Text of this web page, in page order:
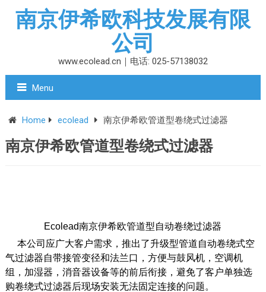
南京伊希欧科技发展有限
公司
www.ecolead.cn｜电话: 025-57138032
Menu
Home ecolead 南京伊希欧管道型卷绕式过滤器
南京伊希欧管道型卷绕式过滤器
Ecolead南京伊希欧管道型自动卷绕过滤器
本公司应广大客户需求，推出了升级型管道自动卷绕式空
气过滤器自带接管变径和法兰口，方便与鼓风机，空调机
组，加湿器，消音器设备等的前后衔接，避免了客户单独选
购卷绕式过滤器后现场安装无法固定连接的问题。